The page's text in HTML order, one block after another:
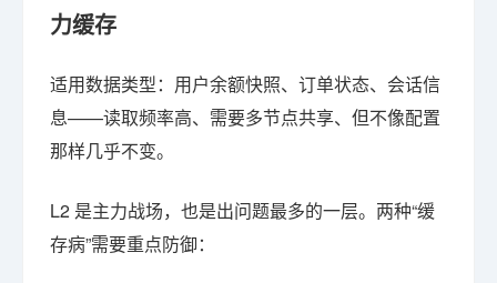
力缓存
适用数据类型：用户余额快照、订单状态、会话信
息——读取频率高、需要多节点共享、但不像配置
那样几乎不变。
L2 是主力战场，也是出问题最多的一层。两种“缓
存病”需要重点防御：